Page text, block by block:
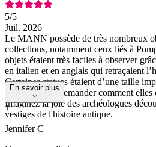
5/5
Juil. 2026
Le MANN possède de très nombreux
collections, notamment ceux liés à
objets étaient très faciles à observer
en italien et en anglais qui retraçaient
Certaines statues étaient d’une taille
amène à nous demander comment
Imaginez la joie des archéologues
vestiges de l'histoire antique.
En savoir plus
J
Jennifer C